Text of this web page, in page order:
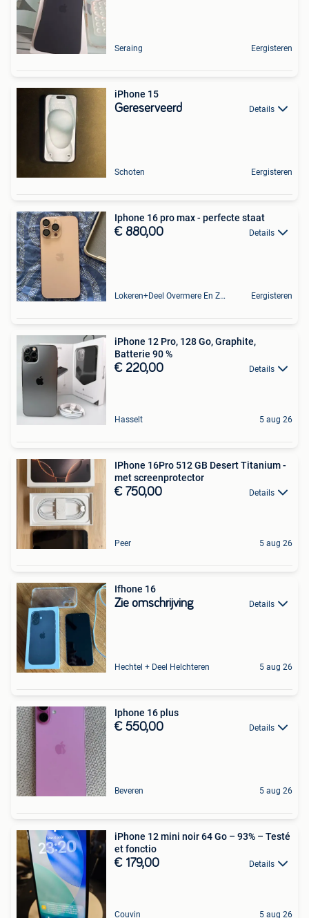
Seraing Eergisteren
iPhone 15
Gereserveerd Details
Schoten Eergisteren
Iphone 16 pro max - perfecte staat
€ 880,00 Details
Lokeren+Deel Overmere En Zele Eergisteren
iPhone 12 Pro, 128 Go, Graphite,
Batterie 90 %
€ 220,00 Details
Hasselt 5 aug 26
IPhone 16Pro 512 GB Desert Titanium -
met screenprotector
€ 750,00 Details
Peer 5 aug 26
Ifhone 16
Zie omschrijving Details
Hechtel + Deel Helchteren 5 aug 26
Iphone 16 plus
€ 550,00 Details
Beveren 5 aug 26
iPhone 12 mini noir 64 Go – 93% – Testé
et fonctio
€ 179,00 Details
Couvin 5 aug 26